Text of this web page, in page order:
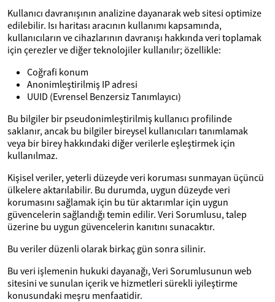
Kullanıcı davranışının analizine dayanarak web sitesi optimize
edilebilir. Isı haritası aracının kullanımı kapsamında,
kullanıcıların ve cihazlarının davranışı hakkında veri toplamak
için çerezler ve diğer teknolojiler kullanılır; özellikle:
Coğrafi konum
Anonimleştirilmiş IP adresi
UUID (Evrensel Benzersiz Tanımlayıcı)
Bu bilgiler bir pseudonimleştirilmiş kullanıcı profilinde
saklanır, ancak bu bilgiler bireysel kullanıcıları tanımlamak
veya bir birey hakkındaki diğer verilerle eşleştirmek için
kullanılmaz.
Kişisel veriler, yeterli düzeyde veri koruması sunmayan üçüncü
ülkelere aktarılabilir. Bu durumda, uygun düzeyde veri
korumasını sağlamak için bu tür aktarımlar için uygun
güvencelerin sağlandığı temin edilir. Veri Sorumlusu, talep
üzerine bu uygun güvencelerin kanıtını sunacaktır.
Bu veriler düzenli olarak birkaç gün sonra silinir.
Bu veri işlemenin hukuki dayanağı, Veri Sorumlusunun web
sitesini ve sunulan içerik ve hizmetleri sürekli iyileştirme
konusundaki meşru menfaatidir.